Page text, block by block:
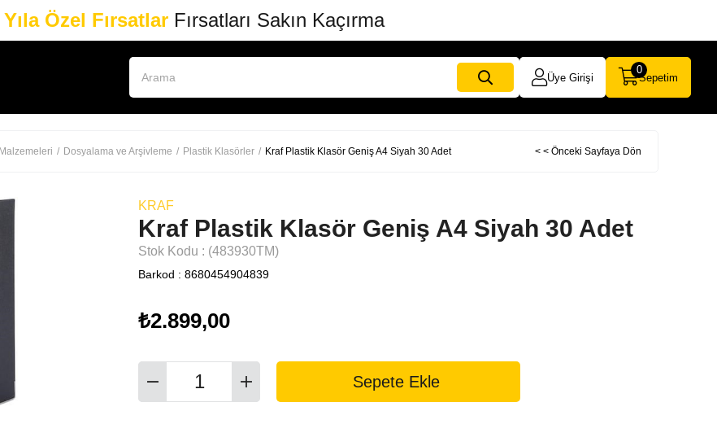
Özel FırsatlarFırsatları Sakın Kaçırma
Üye Girişi Sepetim
0
Dosyalama ve Arşivleme Plastik Klasörler Kraf Plastik Klasör Geniş A4 Siyah 30 Adet < < Önceki Sayfaya Dön
KRAF
Kraf Plastik Klasör Geniş A4 Siyah 30 Adet
Stok Kodu (483930TM)
Barkod : 8680454904839
₺2.899,00